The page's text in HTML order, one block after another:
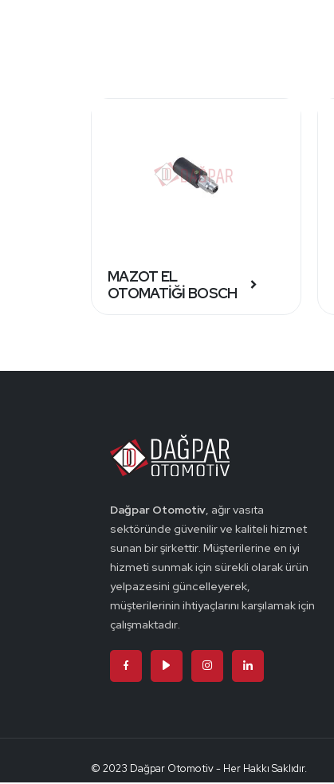
MAZOT EL
OTOMATİĞİ BOSCH
Dağpar Otomotiv, ağır vasıta
sektöründe güvenilir ve kaliteli hizmet
sunan bir şirkettir. Müşterilerine en iyi
hizmeti sunmak için sürekli olarak ürün
yelpazesini güncelleyerek,
müşterilerinin ihtiyaçlarını karşılamak için
çalışmaktadır.
© 2023 Dağpar Otomotiv - Her Hakkı Saklıdır.